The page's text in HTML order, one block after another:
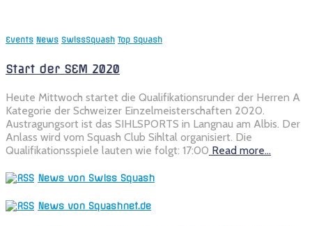
Events News SwissSquash Top Squash
Start der SEM 2020
Heute Mittwoch startet die Qualifikationsrunder der Herren A
Kategorie der Schweizer Einzelmeisterschaften 2020.
Austragungsort ist das SIHLSPORTS in Langnau am Albis. Der
Anlass wird vom Squash Club Sihltal organisiert. Die
Qualifikationsspiele lauten wie folgt: 17:00 Read more…
News von Swiss Squash
News von Squashnet.de